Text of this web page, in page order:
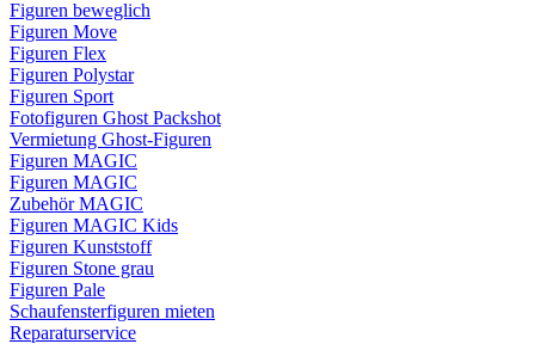
Figuren beweglich
Figuren Move
Figuren Flex
Figuren Polystar
Figuren Sport
Fotofiguren Ghost Packshot
Vermietung Ghost-Figuren
Figuren MAGIC
Figuren MAGIC
Zubehör MAGIC
Figuren MAGIC Kids
Figuren Kunststoff
Figuren Stone grau
Figuren Pale
Schaufensterfiguren mieten
Reparaturservice